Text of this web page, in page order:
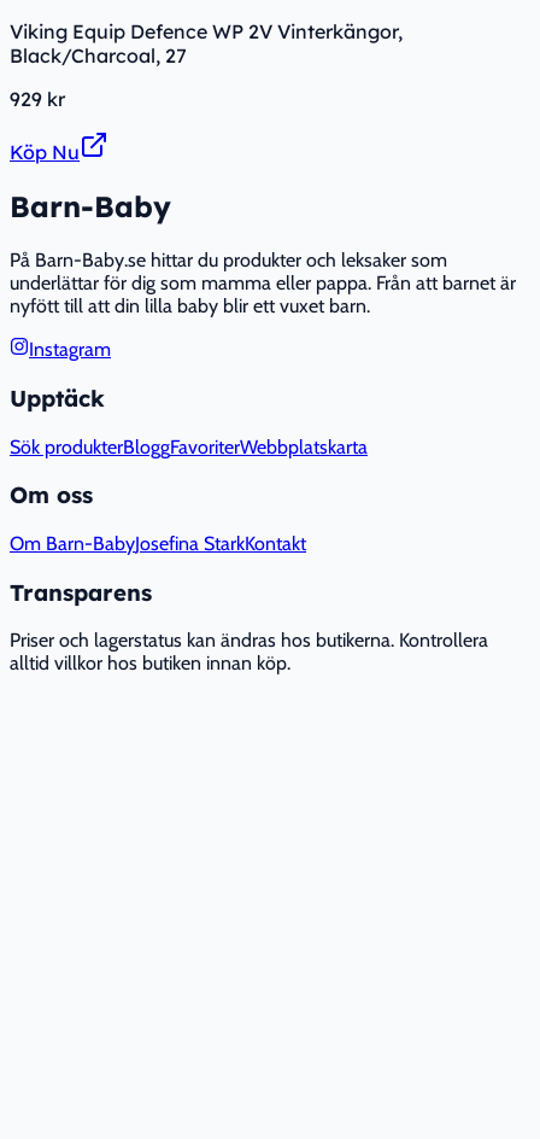
Viking Equip Defence WP 2V Vinterkängor,
Black/Charcoal, 27
929 kr
Köp Nu
Barn-Baby
På Barn-Baby.se hittar du produkter och leksaker som
underlättar för dig som mamma eller pappa. Från att barnet är
nyfött till att din lilla baby blir ett vuxet barn.
Instagram
Upptäck
Sök produkterBloggFavoriterWebbplatskarta
Om oss
Om Barn-BabyJosefina StarkKontakt
Transparens
Priser och lagerstatus kan ändras hos butikerna. Kontrollera
alltid villkor hos butiken innan köp.